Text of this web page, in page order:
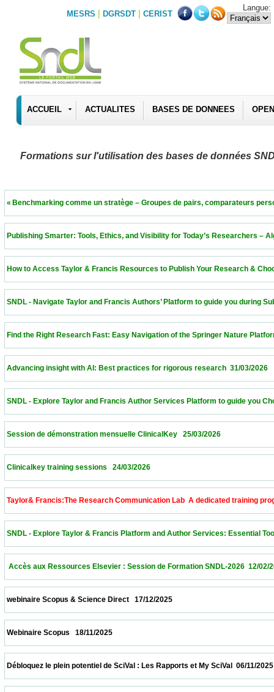
MESRS | DGRSDT | CERIST
Langue:
ACCUEIL ACTUALITES BASES DE DONNEES
Formations sur l'utilisation des bases de données
« Benchmarking comme un stratège – Groupes de pairs,
Publishing Smarter: Tools, Ethics, and Visibility for Today’s
How to Access Taylor & Francis Resources to Publish Your
SNDL - Navigate Taylor and Francis Authors’ Platform to guide you
Find the Right Research Fast: Easy Navigation of the Springer
Advancing insight with AI: Best practices for rigorous research
SNDL - Explore Taylor and Francis Author Services Platform to
Session de démonstration mensuelle ClinicalKey   25/03/2026
Clinicalkey training sessions   24/03/2026
Taylor& Francis:The Research Communication Lab  A dedicated
SNDL - Explore Taylor & Francis Platform and Author Services:
Accès aux Ressources Elsevier : Session de Formation SNDL-
webinaire Scopus & Science Direct   17/12/2025
Webinaire Scopus   18/11/2025
Débloquez le plein potentiel de SciVal : Les Rapports et My